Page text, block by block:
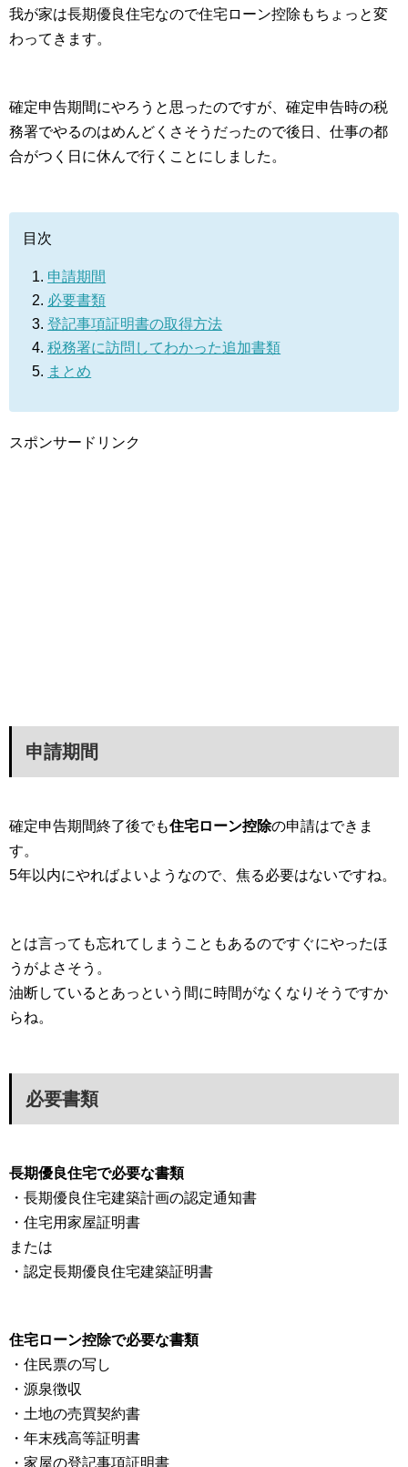
我が家は長期優良住宅なので住宅ローン控除もちょっと変
わってきます。
確定申告期間にやろうと思ったのですが、確定申告時の税
務署でやるのはめんどくさそうだったので後日、仕事の都
合がつく日に休んで行くことにしました。
目次
申請期間
必要書類
登記事項証明書の取得方法
税務署に訪問してわかった追加書類
まとめ
スポンサードリンク
申請期間
確定申告期間終了後でも住宅ローン控除の申請はできま
す。
5年以内にやればよいようなので、焦る必要はないですね。
とは言っても忘れてしまうこともあるのですぐにやったほ
うがよさそう。
油断しているとあっという間に時間がなくなりそうですか
らね。
必要書類
長期優良住宅で必要な書類
・長期優良住宅建築計画の認定通知書
・住宅用家屋証明書
または
・認定長期優良住宅建築証明書
住宅ローン控除で必要な書類
・住民票の写し
・源泉徴収
・土地の売買契約書
・年末残高等証明書
・家屋の登記事項証明書